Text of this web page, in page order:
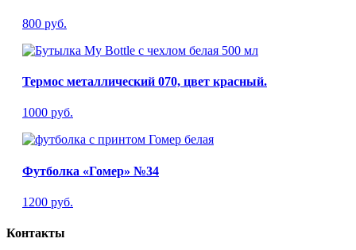
800 руб.
Термос металлический 070, цвет красный.
1000 руб.
Футболка «Гомер» №34
1200 руб.
Контакты